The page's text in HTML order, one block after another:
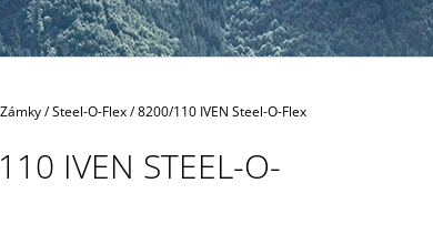
Zámky/Steel-O-Flex/8200/110 IVEN Steel-O-Flex
IVEN STEEL-O-
169 Kč